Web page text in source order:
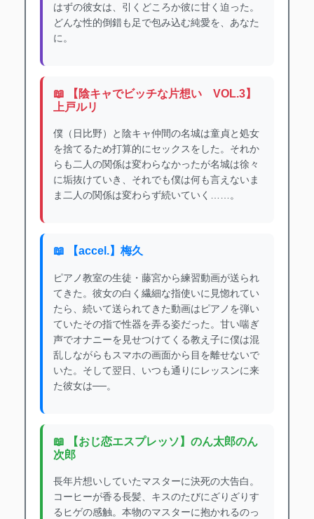
はずの彼女は、引くどころか彼に甘く迫った。
どんな性的倒錯も足で包み込む純愛を、あなた
に。
📖 【陰キャでビッチな片想い VOL.3】
上戸ルリ
僕（日比野）と陰キャ仲間の名城は童貞と処女
を捨てるため打算的にセックスをした。それか
らも二人の関係は変わらなかったが名城は徐々
に垢抜けていき、それでも僕は何も言えないま
ま二人の関係は変わらず続いていく……。
📖 【accel.】梅久
ピアノ教室の生徒・藤宮から練習動画が送られ
てきた。彼女の白く繊細な指使いに見惚れてい
たら、続いて送られてきた動画はピアノを弾い
ていたその指で性器を弄る姿だった。甘い喘ぎ
声でオナニーを見せつけてくる教え子に僕は混
乱しながらもスマホの画面から目を離せないで
いた。そして翌日、いつも通りにレッスンに来
た彼女は──。
📖 【おじ恋エスプレッソ】のん太郎のん
次郎
長年片想いしていたマスターに決死の大告白。
コーヒーが香る長髪、キスのたびにざりざりす
るヒゲの感触。本物のマスターに抱かれるのっ